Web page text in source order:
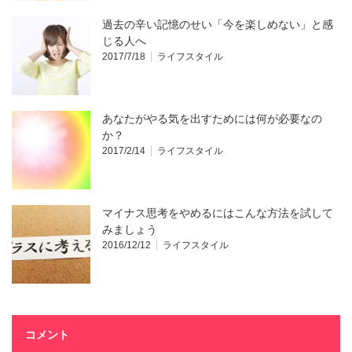
過去の辛い記憶のせい「今を楽しめない」と感
じる人へ
2017/7/18 ライフスタイル
あなたがやる気を出すためには何が必要なの
か？
2017/2/14 ライフスタイル
マイナス思考をやめるにはこんな方法を試して
みましょう
2016/12/12 ライフスタイル
コメント